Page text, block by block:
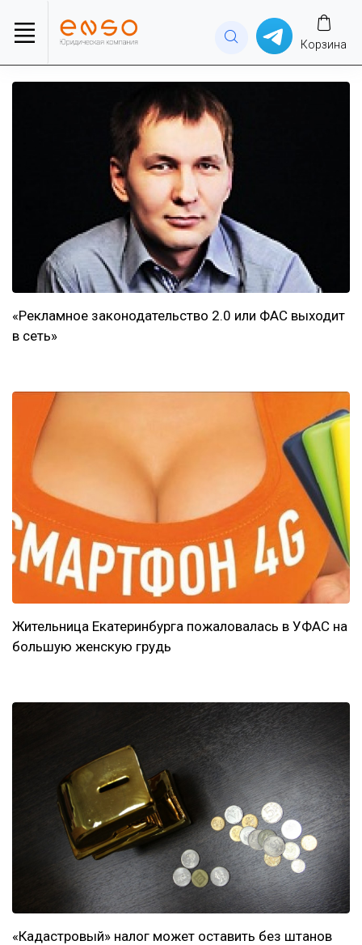
Корзина
«Рекламное законодательство 2.0 или ФАС выходит
в сеть»
Жительница Екатеринбурга пожаловалась в УФАС на
большую женскую грудь
«Кадастровый» налог может оставить без штанов